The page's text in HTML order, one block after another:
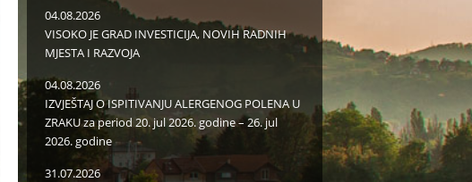
04.08.2026
VISOKO JE GRAD INVESTICIJA, NOVIH RADNIH
MJESTA I RAZVOJA
04.08.2026
IZVJEŠTAJ O ISPITIVANJU ALERGENOG POLENA U
ZRAKU za period 20. jul 2026. godine – 26. jul
2026. godine
31.07.2026